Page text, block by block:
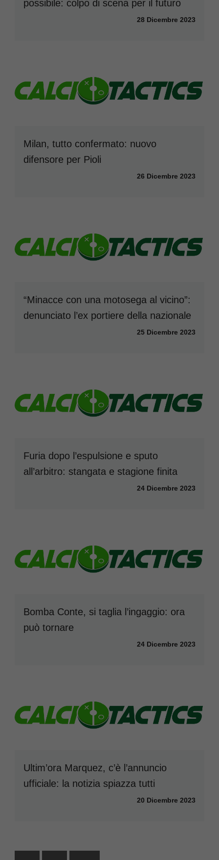
possibile: colpo di scena per il futuro
28 Dicembre 2023
Milan, tutto confermato: nuovo
difensore per Pioli
26 Dicembre 2023
“Minacce con una motosega al vicino”:
denunciato l’ex portiere della nazionale
25 Dicembre 2023
Furia dopo l’espulsione e sputo
all’arbitro: stangata e stagione finita
24 Dicembre 2023
Bomba Conte, si taglia l’ingaggio: ora
può tornare
24 Dicembre 2023
Ultim’ora Marquez, c’è l’annuncio
ufficiale: la notizia spiazza tutti
20 Dicembre 2023